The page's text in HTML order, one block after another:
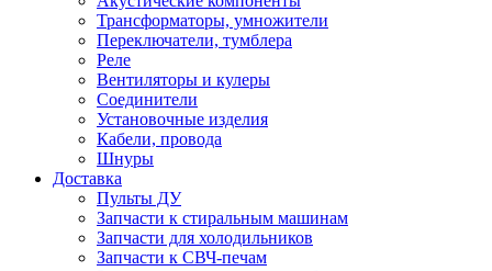
Трансформаторы, умножители
Переключатели, тумблера
Реле
Вентиляторы и кулеры
Соединители
Установочные изделия
Кабели, провода
Шнуры
Доставка
Пульты ДУ
Запчасти к стиральным машинам
Запчасти для холодильников
Запчасти к СВЧ-печам